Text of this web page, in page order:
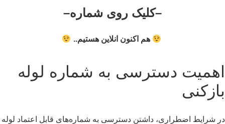
–کلیک روی شماره–
هم اکنون انلاین هستیم..
اهمیت دسترسی به شماره لوله
بازکنی
در شرایط اضطراری، داشتن دسترسی به شماره‌های قابل اعتماد لوله